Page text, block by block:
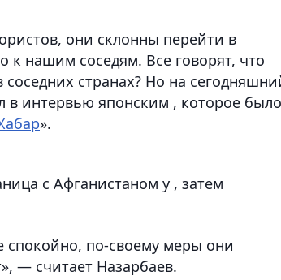
они склонны перейти в
к нашим соседям. Все говорят, что
соседних странах? Но на
в интервью японским , которое было
».
с Афганистаном у , затем
спокойно, по-своему меры они
— считает Назарбаев.